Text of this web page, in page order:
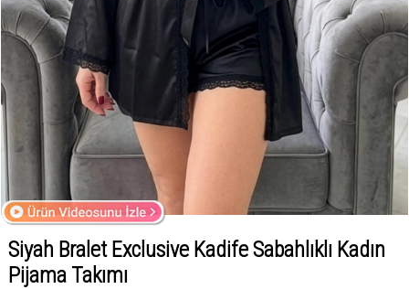
Siyah Bralet Exclusive Kadife Sabahlıklı Kadın
Pijama Takımı